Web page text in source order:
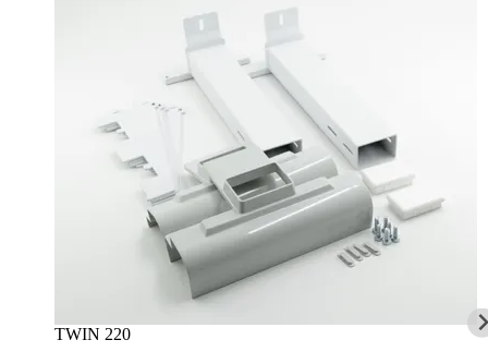
TWIN 220